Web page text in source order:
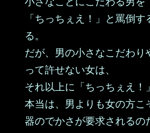
「ちっちぇえ！」と罵倒
る。
だが、男の小さなこだわり
って許せない女は、
それ以上に「ちっちぇえ！
本当は、男よりも女の方こ
器のでかさが要求されるの